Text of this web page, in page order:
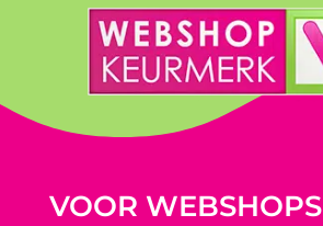
VOOR WEBSHOPS